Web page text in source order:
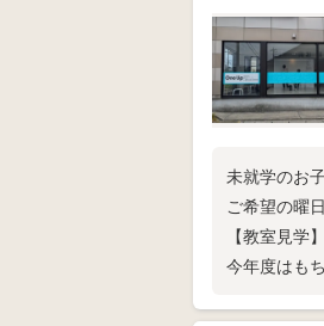
未就学のお
ご希望の曜
【教室見学】
今年度はも